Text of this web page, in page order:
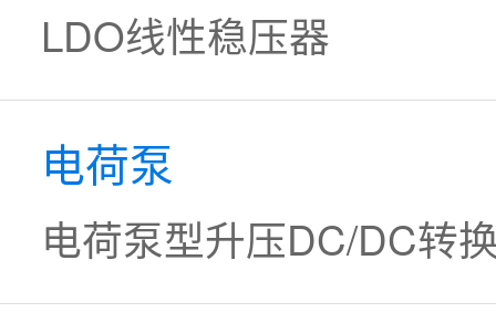
LDO线性稳压器
电荷泵
电荷泵型升压DC/DC转